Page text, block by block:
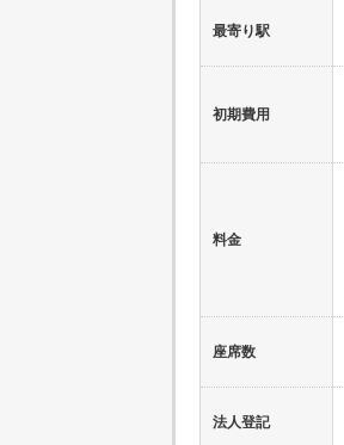
最寄り駅
初期費用
料金
座席数
法人登記